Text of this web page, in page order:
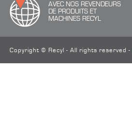
AVEC NOS REVENDEURS
DE PRODUITS ET
MACHINES RECYL
Copyright © Recyl - All rights reserved -